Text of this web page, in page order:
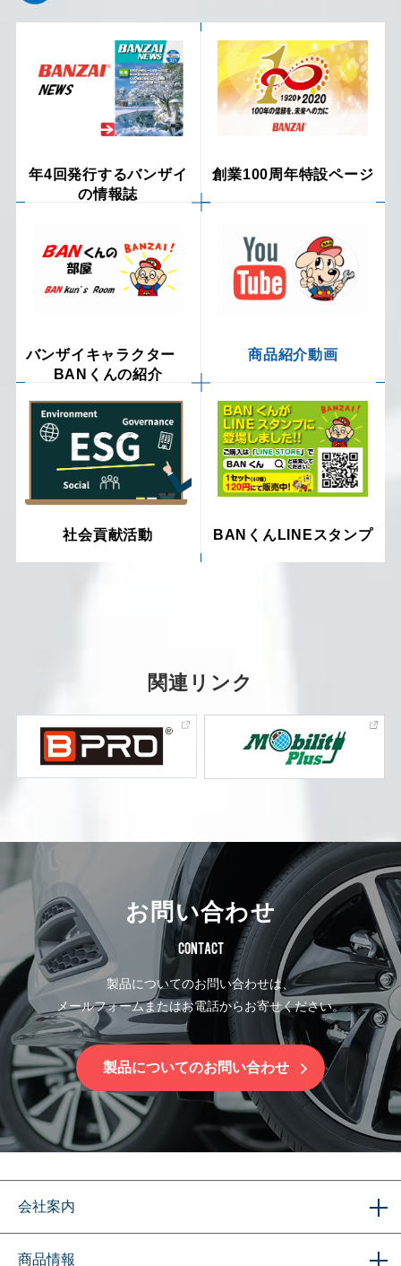
年4回発行するバンザイ
の情報誌
創業100周年特設ページ
バンザイキャラクター
BANくんの紹介
商品紹介動画
社会貢献活動 BANくんLINEスタンプ
関連リンク
お問い合わせ
CONTACT
製品についてのお問い合わせは、
メールフォームまたはお電話からお寄せください。
製品についてのお問い合わせ
会社案内
商品情報